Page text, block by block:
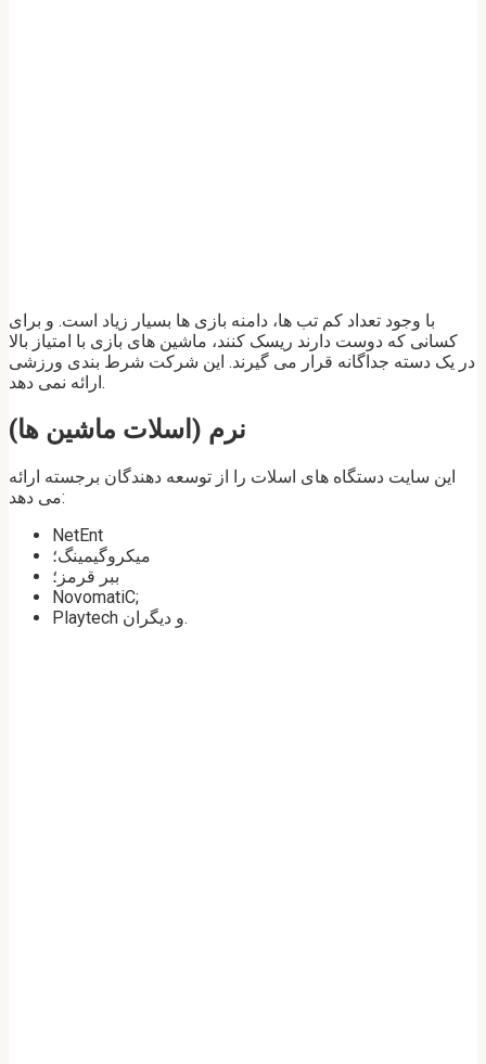
با وجود تعداد کم تب ها، دامنه بازی ها بسیار زیاد است. و برای
کسانی که دوست دارند ریسک کنند، ماشین های بازی با امتیاز بالا
در یک دسته جداگانه قرار می گیرند. این شرکت شرط بندی ورزشی
ارائه نمی دهد.
نرم (اسلات ماشین ها)
این سایت دستگاه های اسلات را از توسعه دهندگان برجسته ارائه
می دهد:
NetEnt
میکروگیمینگ؛
ببر قرمز؛
NovomatiC;
Playtech و دیگران.